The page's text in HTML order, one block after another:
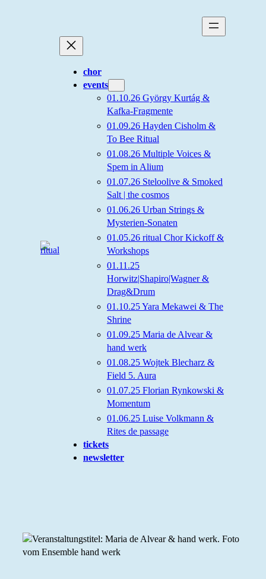
chor
events
01.10.26 György Kurtág &
Kafka-Fragmente
01.09.26 Hayden Cisholm &
To Bee Ritual
01.08.26 Multiple Voices &
Spem in Alium
01.07.26 Steloolive & Smoked
Salt | the cosmos
01.06.26 Urban Strings &
Mysterien-Sonaten
01.05.26 ritual Chor Kickoff &
Workshops
01.11.25
Horwitz|Shapiro|Wagner &
Drag&Drum
01.10.25 Yara Mekawei & The
Shrine
01.09.25 Maria de Alvear &
hand werk
01.08.25 Wojtek Blecharz &
Field 5. Aura
01.07.25 Florian Rynkowski &
Momentum
01.06.25 Luise Volkmann &
Rites de passage
tickets
newsletter